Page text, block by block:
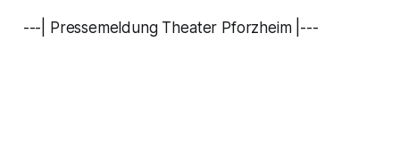
---| Pressemeldung Theater Pforzheim |---